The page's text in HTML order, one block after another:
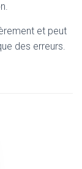
et peut
des erreurs.